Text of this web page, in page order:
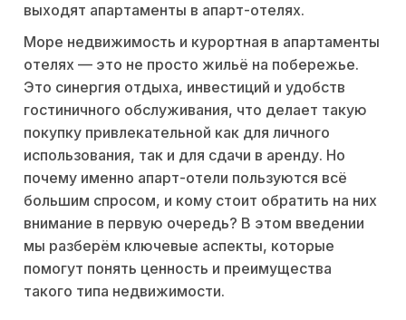
выходят апартаменты в апарт-отелях.
Море недвижимость и курортная в апартаменты
отелях — это не просто жильё на побережье.
Это синергия отдыха, инвестиций и удобств
гостиничного обслуживания, что делает такую
покупку привлекательной как для личного
использования, так и для сдачи в аренду. Но
почему именно апарт-отели пользуются всё
большим спросом, и кому стоит обратить на них
внимание в первую очередь? В этом введении
мы разберём ключевые аспекты, которые
помогут понять ценность и преимущества
такого типа недвижимости.